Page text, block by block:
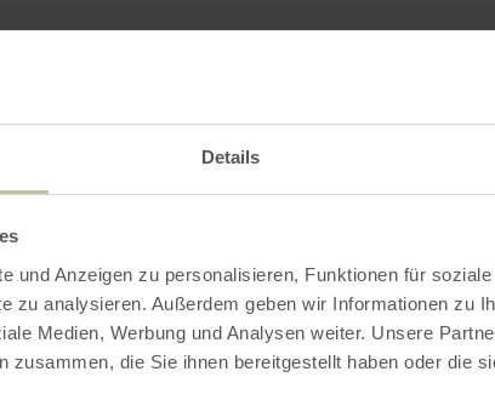
Details
und Anzeigen zu personalisieren, Funktionen für
zu analysieren. Außerdem geben wir Informationen zu
Medien, Werbung und Analysen weiter. Unsere
zusammen, die Sie ihnen bereitgestellt haben oder die